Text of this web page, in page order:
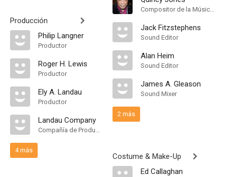
Producción
Philip Langner
Productor
Roger H. Lewis
Productor
Ely A. Landau
Productor
Landau Company
Compañía de Produccion
4 más
Compositor de la Música Original
Jack Fitzstephens
Sound Editor
Alan Heim
Sound Editor
James A. Gleason
Sound Mixer
2 más
Costume & Make-Up
Ed Callaghan